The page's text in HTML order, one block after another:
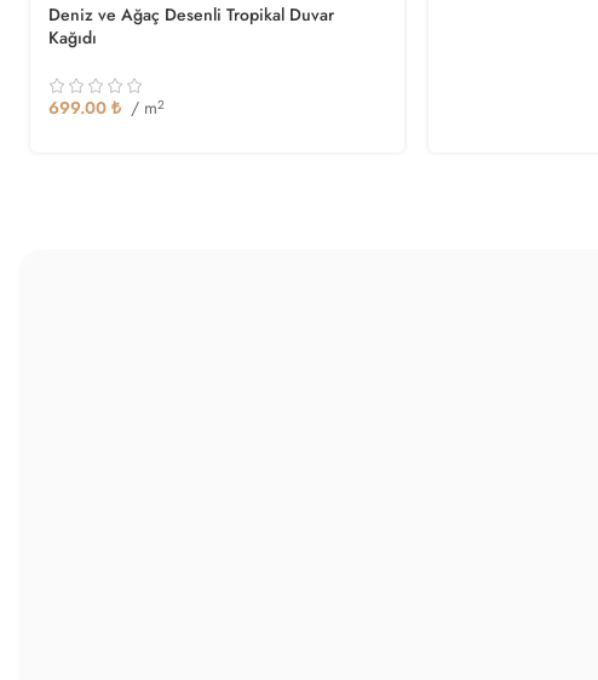
Deniz ve Ağaç Desenli Tropikal Duvar
Kağıdı
699.00 ₺ / m2